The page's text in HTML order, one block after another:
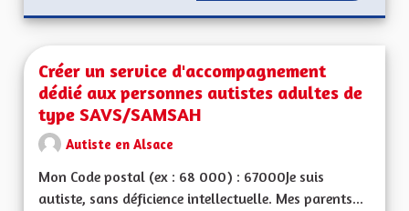
Créer un service d'accompagnement
dédié aux personnes autistes adultes de
type SAVS/SAMSAH
Autiste en Alsace
Mon Code postal (ex : 68 000) : 67000Je suis
autiste, sans déficience intellectuelle. Mes parents...